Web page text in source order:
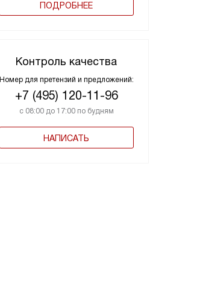
ПОДРОБНЕЕ
Контроль качества
Номер для претензий и предложений:
+7 (495) 120-11-96
с 08:00 до 17:00 по будням
НАПИСАТЬ